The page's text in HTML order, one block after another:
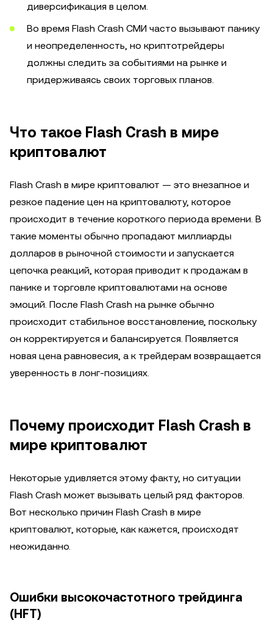
диверсификация в целом.
Во время Flash Crash СМИ часто вызывают панику
и неопределенность, но криптотрейдеры
должны следить за событиями на рынке и
придерживаясь своих торговых планов.
Что такое Flash Crash в мире
криптовалют
Flash Crash в мире криптовалют — это внезапное и
резкое падение цен на криптовалюту, которое
происходит в течение короткого периода времени. В
такие моменты обычно пропадают миллиарды
долларов в рыночной стоимости и запускается
цепочка реакций, которая приводит к продажам в
панике и торговле криптовалютами на основе
эмоций. После Flash Crash на рынке обычно
происходит стабильное восстановление, поскольку
он корректируется и балансируется. Появляется
новая цена равновесия, а к трейдерам возвращается
уверенность в лонг-позициях.
Почему происходит Flash Crash в
мире криптовалют
Некоторые удивляется этому факту, но ситуации
Flash Crash может вызывать целый ряд факторов.
Вот несколько причин Flash Crash в мире
криптовалют, которые, как кажется, происходят
неожиданно.
Ошибки высокочастотного трейдинга
(HFT)